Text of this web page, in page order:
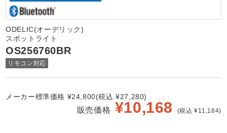
ODELIC(オーデリック)
スポットライト
OS256760BR
リモコン対応
メーカー標準価格 ¥24,800(税込 ¥27,280)
販売価格 ¥10,168 (税込 ¥11,184)